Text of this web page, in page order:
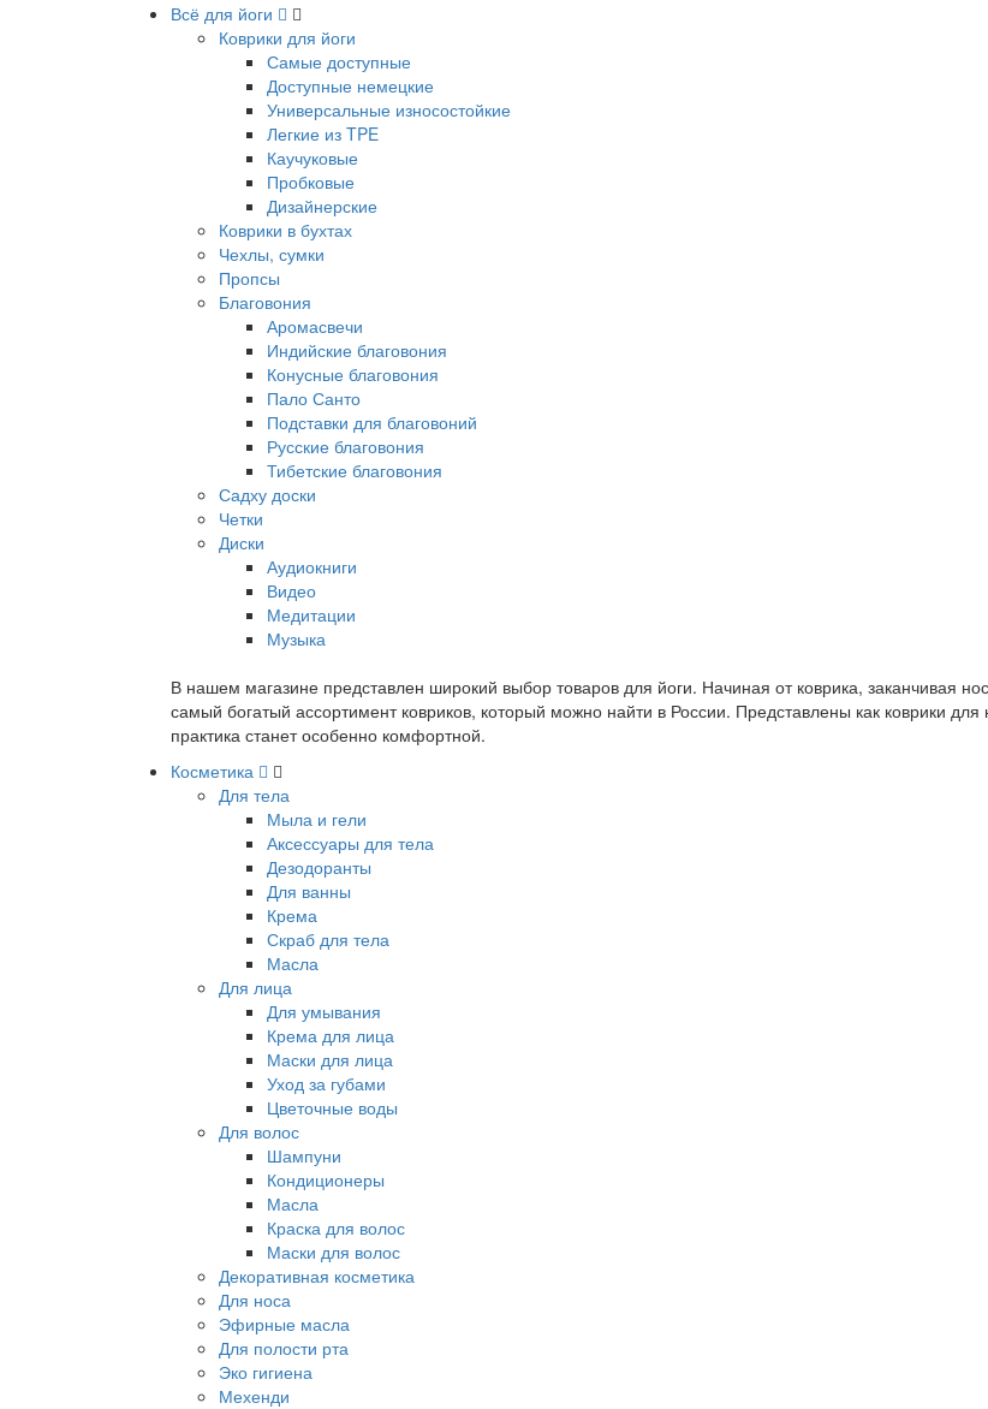
Всё для йоги
Коврики для йоги
Самые доступные
Доступные немецкие
Универсальные износостойкие
Легкие из TPE
Каучуковые
Пробковые
Дизайнерские
Коврики в бухтах
Чехлы, сумки
Пропсы
Благовония
Аромасвечи
Индийские благовония
Конусные благовония
Пало Санто
Подставки для благовоний
Русские благовония
Тибетские благовония
Садху доски
Четки
Диски
Аудиокниги
Видео
Медитации
Музыка
В нашем магазине представлен широкий выбор товаров для йоги. Начиная от коврика, заканчивая
самый богатый ассортимент ковриков, который можно найти в России. Представлены как коврики
практика станет особенно комфортной.
Косметика
Для тела
Мыла и гели
Аксессуары для тела
Дезодоранты
Для ванны
Крема
Скраб для тела
Масла
Для лица
Для умывания
Крема для лица
Маски для лица
Уход за губами
Цветочные воды
Для волос
Шампуни
Кондиционеры
Масла
Краска для волос
Маски для волос
Декоративная косметика
Для носа
Эфирные масла
Для полости рта
Эко гигиена
Мехенди